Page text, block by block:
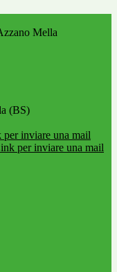
Mella
(BS)
inviare una mail
per inviare una mail